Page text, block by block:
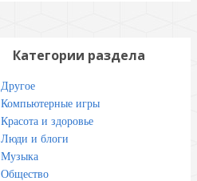
Категории раздела
Другое
Компьютерные игры
Красота и здоровье
Люди и блоги
Музыка
Общество